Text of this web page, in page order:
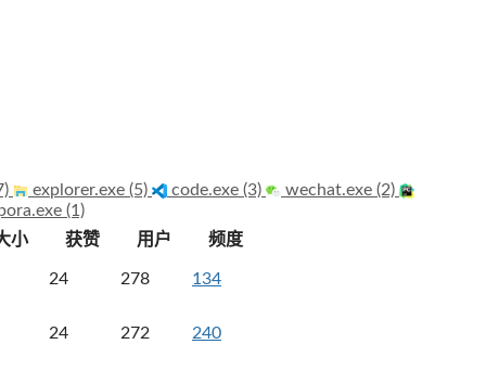
explorer.exe (5) code.exe (3)
wechat.exe (2)
(1)
小 获赞 用户
频度
24 278 134
24 272 240